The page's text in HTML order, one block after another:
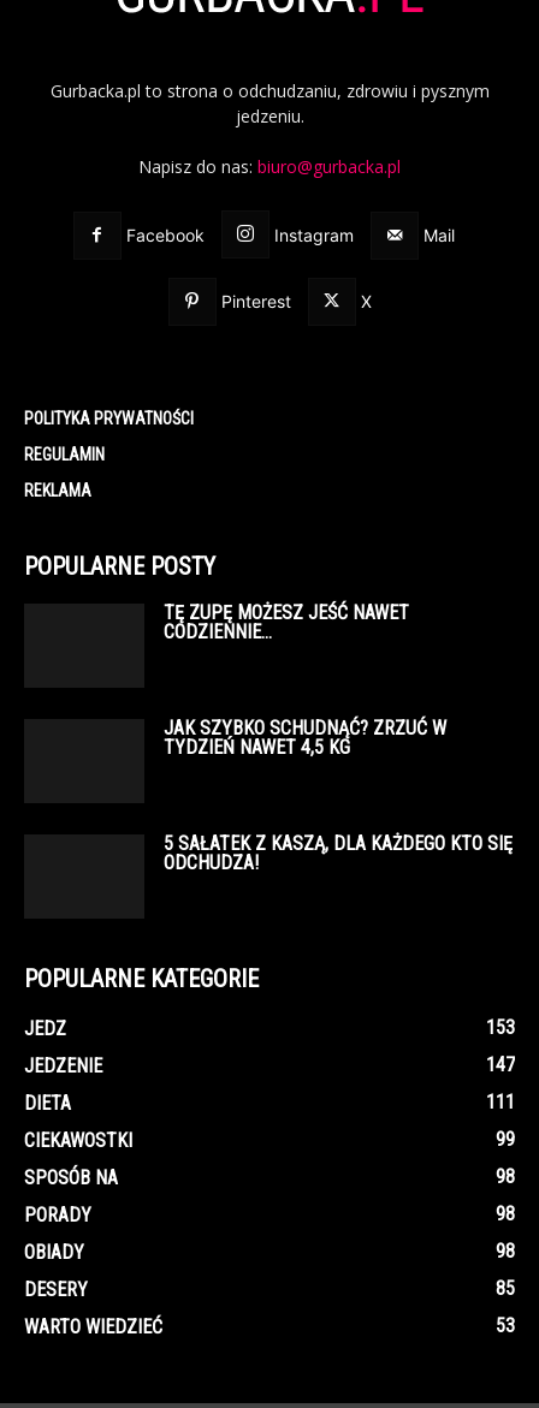
Gurbacka.pl to strona o odchudzaniu, zdrowiu i pysznym
jedzeniu.
Napisz do nas: biuro@gurbacka.pl
Facebook Instagram Mail
Pinterest X
POLITYKA PRYWATNOŚCI
REGULAMIN
REKLAMA
POPULARNE POSTY
TĘ ZUPĘ MOŻESZ JEŚĆ NAWET
CODZIENNIE…
JAK SZYBKO SCHUDNĄĆ? ZRZUĆ W
TYDZIEŃ NAWET 4,5 KG
5 SAŁATEK Z KASZĄ, DLA KAŻDEGO KTO SIĘ
ODCHUDZA!
POPULARNE KATEGORIE
JEDZ
153
JEDZENIE
147
DIETA
111
CIEKAWOSTKI
99
SPOSÓB NA
98
PORADY
98
OBIADY
98
DESERY
85
WARTO WIEDZIEĆ
53